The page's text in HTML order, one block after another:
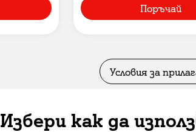
Поръчай
Условия за
Избери как да